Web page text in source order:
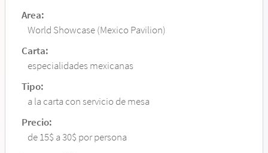
Area:
World Showcase (Mexico Pavilion)
Carta:
especialidades mexicanas
Tipo:
a la carta con servicio de mesa
Precio:
de 15$ a 30$ por persona